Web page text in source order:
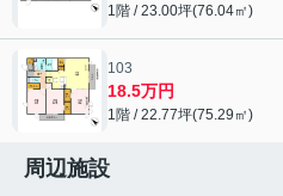
1階 / 23.00坪(76.04㎡)
103
18.5万円
1階 / 22.77坪(75.29㎡)
周辺施設